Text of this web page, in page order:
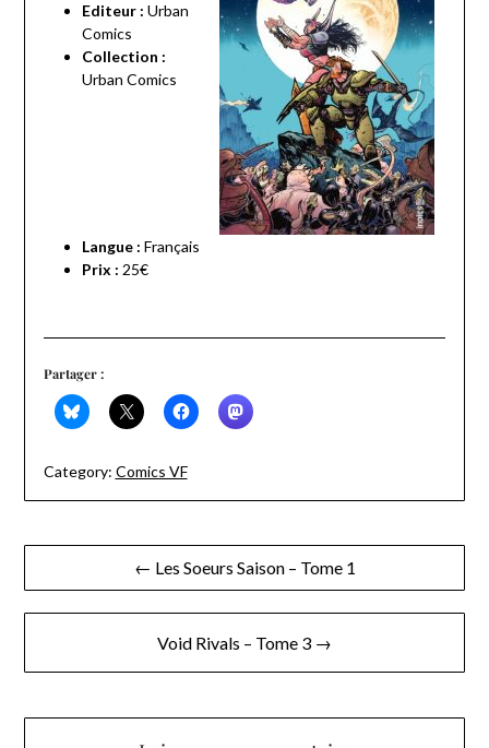
Editeur : Urban
Comics
Collection :
Urban Comics
Langue : Français
Prix : 25€
Partager :
Category: Comics VF
Navigation
de
← Les Soeurs Saison – Tome 1
Void Rivals – Tome 3 →